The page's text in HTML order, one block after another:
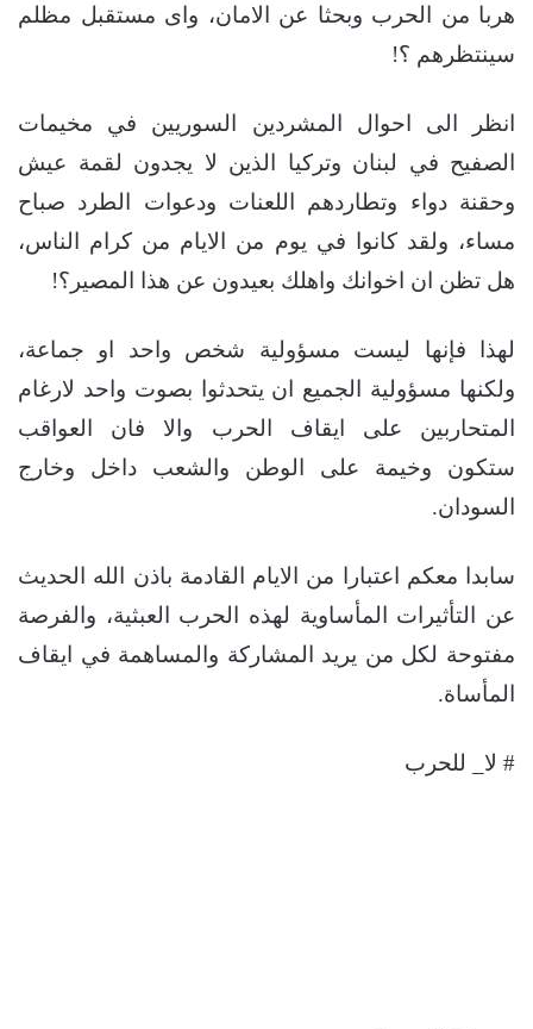
هربا من الحرب وبحثا عن الامان، واى مستقبل مظلم
سينتظرهم ؟!
انظر الى احوال المشردين السوريين في مخيمات
الصفيح في لبنان وتركيا الذين لا يجدون لقمة عيش
وحقنة دواء وتطاردهم اللعنات ودعوات الطرد صباح
مساء، ولقد كانوا في يوم من الايام من كرام الناس،
هل تظن ان اخوانك واهلك بعيدون عن هذا المصير؟!
لهذا فإنها ليست مسؤولية شخص واحد او جماعة،
ولكنها مسؤولية الجميع ان يتحدثوا بصوت واحد لارغام
المتحاربين على ايقاف الحرب والا فان العواقب
ستكون وخيمة على الوطن والشعب داخل وخارج
السودان.
سابدا معكم اعتبارا من الايام القادمة باذن الله الحديث
عن التأثيرات المأساوية لهذه الحرب العبثية، والفرصة
مفتوحة لكل من يريد المشاركة والمساهمة في ايقاف
المأساة.
# لا_ للحرب